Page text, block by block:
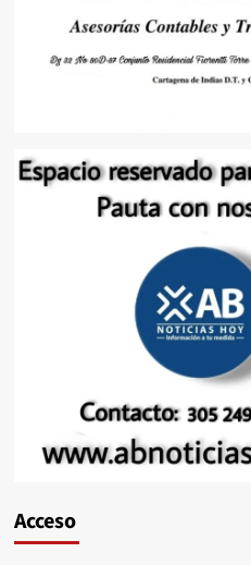
Acceso